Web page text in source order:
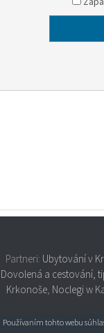
Partneri: Ubytování v
Dovolená a cestování,
Krkonoše Noclegi w
Používaním tohto webu